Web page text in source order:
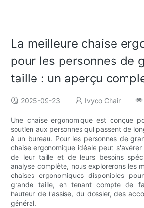
La meilleure chaise
pour les personnes de
taille : un aperçu
2025-09-23 Ivyco Chair
Une chaise ergonomique est conçue
soutien aux personnes qui passent de
à un bureau. Pour les personnes de
chaise ergonomique idéale peut s'avérer
de leur taille et de leurs besoins
analyse complète, nous explorerons les
chaises ergonomiques disponibles
grande taille, en tenant compte de
hauteur de l'assise, du dossier, des
général.